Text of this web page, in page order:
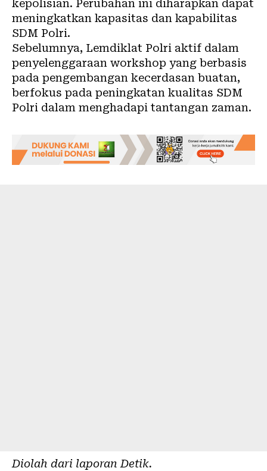
kepolisian. Perubahan ini diharapkan dapat
meningkatkan kapasitas dan kapabilitas
SDM Polri.
Sebelumnya, Lemdiklat Polri aktif dalam
penyelenggaraan workshop yang berbasis
pada pengembangan kecerdasan buatan,
berfokus pada peningkatan kualitas SDM
Polri dalam menghadapi tantangan zaman.
Diolah dari laporan Detik.